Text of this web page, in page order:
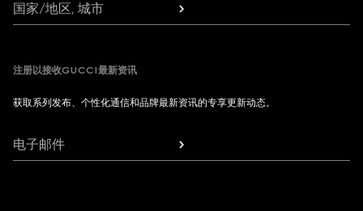
国家/地区, 城市
注册以接收GUCCI最新资讯
获取系列发布、个性化通信和品牌最新资讯的专享更新动态。
电子邮件